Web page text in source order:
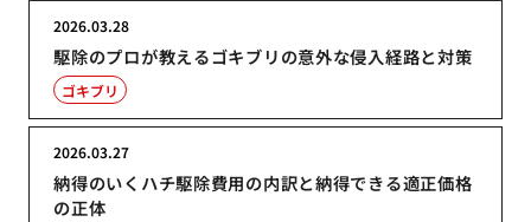
駆除のプロが教えるゴキブリの意外な侵入経路と対策
2026.03.28
ゴキブリ
納得のいくハチ駆除費用の内訳と納得できる適正価格
の正体
2026.03.27